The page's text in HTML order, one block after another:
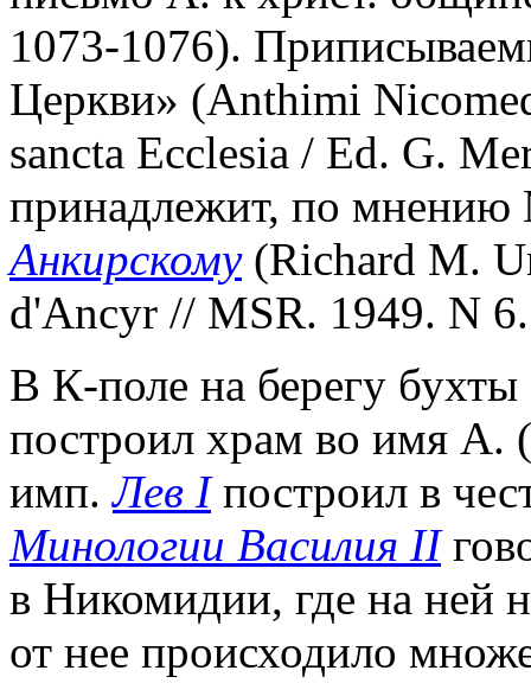
1073-1076).
Церкви» (Anthimi
sancta Ecclesia / Ed. G.
принадлежит, по
Анкирскому(Richard M.
d'Ancyr // MSR. 1949. N
В К-поле на берегу
построил храм во имя А.
имп.Лев Iпостроил в
Минологии Василия II
в Никомидии, где на ней
от нее происходило